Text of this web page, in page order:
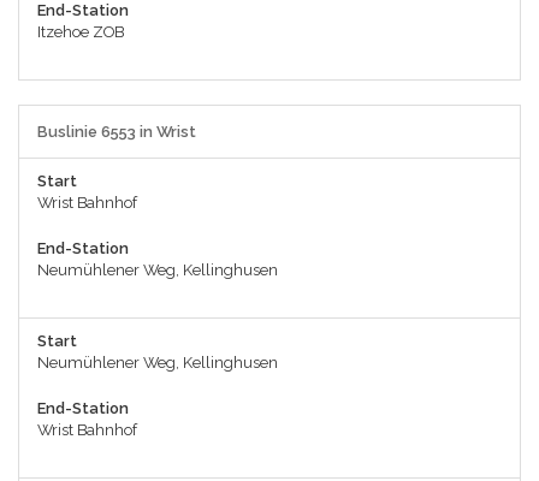
End-Station
Itzehoe ZOB
Buslinie 6553 in Wrist
Start
Wrist Bahnhof
End-Station
Neumühlener Weg, Kellinghusen
Start
Neumühlener Weg, Kellinghusen
End-Station
Wrist Bahnhof